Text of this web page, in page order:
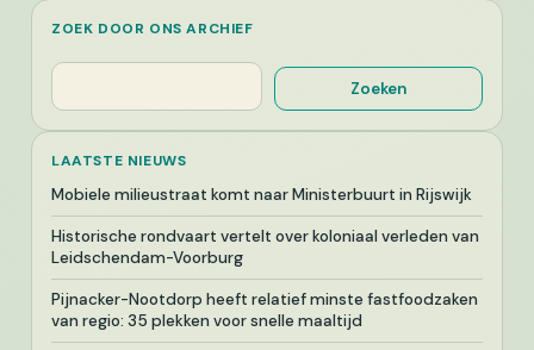
ZOEK DOOR ONS ARCHIEF
Zoeken
Zoeken
LAATSTE NIEUWS
Mobiele milieustraat komt naar Ministerbuurt in Rijswijk
Historische rondvaart vertelt over koloniaal verleden van
Leidschendam-Voorburg
Pijnacker-Nootdorp heeft relatief minste fastfoodzaken
van regio: 35 plekken voor snelle maaltijd